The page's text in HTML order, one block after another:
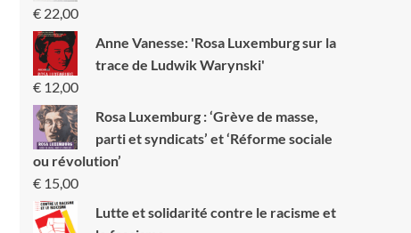
€22,00
Anne Vanesse: 'Rosa Luxemburg sur la
trace de Ludwik Warynski'
€12,00
Rosa Luxemburg : ‘Grève de masse,
parti et syndicats’ et ‘Réforme sociale
ou révolution’
€15,00
Lutte et solidarité contre le racisme et